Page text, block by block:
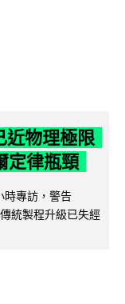
近物理極限
定律瓶頸
時專訪，警告
統製程升級已失經